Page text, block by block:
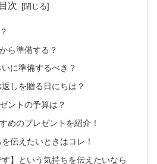
目次
ら準備する？
に準備するべき？
しを贈る日にちは？
ントの予算は？
めのプレゼントを紹介！
伝えたいときはコレ！
す】という気持ちを伝えたいなら